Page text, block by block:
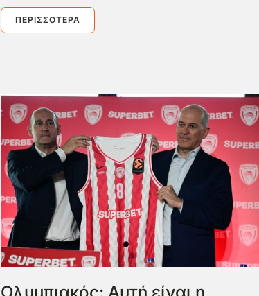
ΠΕΡΙΣΣΌΤΕΡΑ